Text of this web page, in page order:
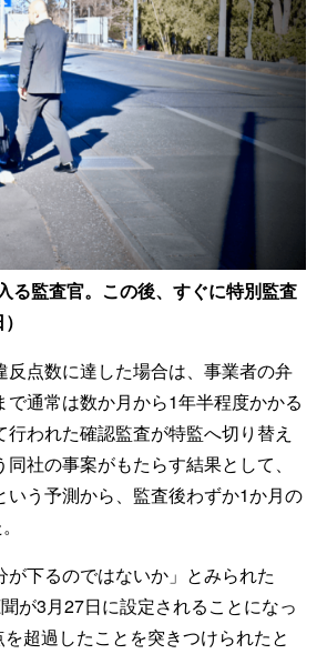
る監査官。この後、すぐに特別監査
点数に達した場合は、事業者の弁
通常は数か月から1年半程度かかる
われた確認監査が特監へ切り替え
社の事案がもたらす結果として、
う予測から、監査後わずか1か月の
下るのではないか」とみられた
が3月27日に設定されることになっ
超過したことを突きつけられたと